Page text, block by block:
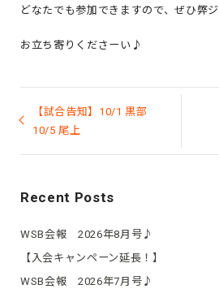
どなたでも参加できますので、ぜひ弊
お立ち寄りくださーい♪
ナ
ゲ
ョ
【試合告知】10/1 黒部
10/5 尾上
Recent Posts
WSB会報 2026年8月号♪
【入会キャンペーン延長！】
WSB会報 2026年7月号♪